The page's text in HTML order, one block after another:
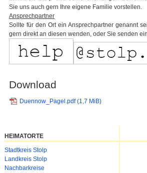
Sie uns auch gern Ihre eigene Familie vorstellen.
Ansprechpartner
Sollte für den Ort ein Ansprechpartner genannt
gern direkt an diesen wenden, oder Sie senden
Download
Duennow_Pagel.pdf(1,7 MiB)
HEIMATORTE
Navigation
überspringen
Stadtkreis Stolp
Landkreis Stolp
Nachbarkreise